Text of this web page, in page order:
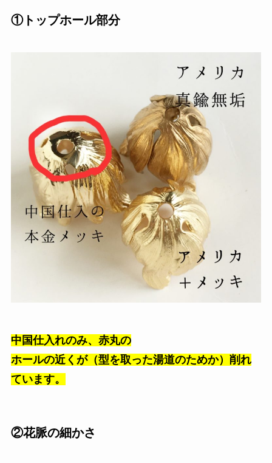
①トップホール部分
中国仕入れのみ、赤丸の
ホールの近くが（型を取った湯道のためか）削れ
ています。
②花脈の細かさ